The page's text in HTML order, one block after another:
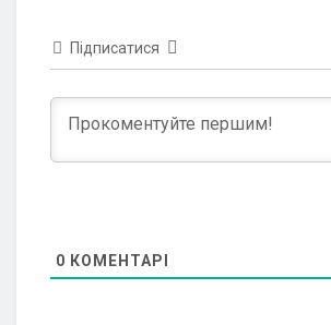
Підписатися
0 КОМЕНТАРІ